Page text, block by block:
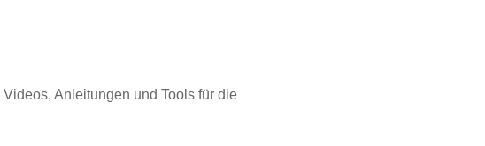
Anleitungen und Tools für die